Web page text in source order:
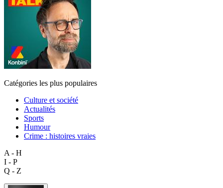
Catégories les plus populaires
Culture et société
Actualités
Sports
Humour
Crime : histoires vraies
A - H
I - P
Q - Z